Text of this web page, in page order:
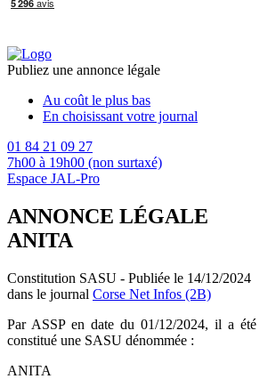
Publiez une annonce légale
Au coût le plus bas
En choisissant votre journal
01 84 21 09 27
7h00 à 19h00 (non surtaxé)
Espace JAL-Pro
ANNONCE LÉGALE
ANITA
Constitution SASU - Publiée le 14/12/2024
dans le journal Corse Net Infos (2B)
Par ASSP en date du 01/12/2024, il a été
constitué une SASU dénommée :
ANITA